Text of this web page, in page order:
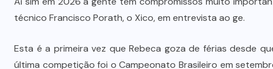
técnico Francisco Porath, o Xico, em entrevista ao ge.
Esta é a primeira vez que Rebeca goza de férias desde
última competição foi o Campeonato Brasileiro em